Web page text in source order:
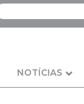
NOTÍCIAS